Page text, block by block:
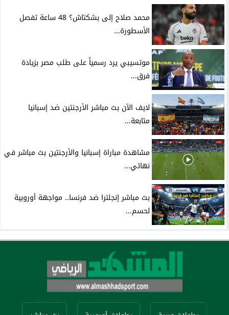
محمد صلاح إلى بشكتاش؟ 48 ساعة تفصل
الأسطورة...
موتسيبي يرد رسمياً على طلب مصر بزيادة
فرق...
لايف الآن بث مباشر الأرجنتين ضد إسبانيا
متابعة...
مشاهدة مباراة إسبانيا والأرجنتين بث مباشر في
نهائي...
بث مباشر إنجلترا ضد فرنسا.. مواجهة أوروبية
لحسم...